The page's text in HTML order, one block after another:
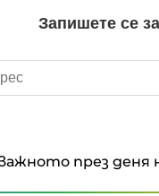
важното през